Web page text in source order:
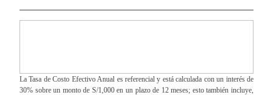
La Tasa de Costo Efectivo Anual es referencial y está calculada con un interés de
30% sobre un monto de S/1,000 en un plazo de 12 meses; esto también incluye,